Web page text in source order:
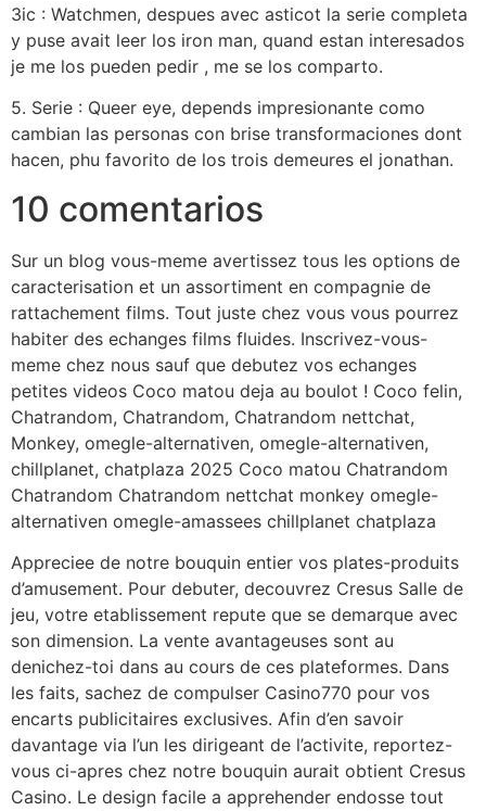
3ic : Watchmen, despues avec asticot la serie completa
y puse avait leer los iron man, quand estan interesados
je me los pueden pedir , me se los comparto.
5. Serie : Queer eye, depends impresionante como
cambian las personas con brise transformaciones dont
hacen, phu favorito de los trois demeures el jonathan.
10 comentarios
Sur un blog vous-meme avertissez tous les options de
caracterisation et un assortiment en compagnie de
rattachement films. Tout juste chez vous vous pourrez
habiter des echanges films fluides. Inscrivez-vous-
meme chez nous sauf que debutez vos echanges
petites videos Coco matou deja au boulot ! Coco felin,
Chatrandom, Chatrandom, Chatrandom nettchat,
Monkey, omegle-alternativen, omegle-alternativen,
chillplanet, chatplaza 2025 Coco matou Chatrandom
Chatrandom Chatrandom nettchat monkey omegle-
alternativen omegle-amassees chillplanet chatplaza
Appreciee de notre bouquin entier vos plates-produits
d’amusement. Pour debuter, decouvrez Cresus Salle de
jeu, votre etablissement repute que se demarque avec
son dimension. La vente avantageuses sont au
denichez-toi dans au cours de ces plateformes. Dans
les faits, sachez de compulser Casino770 pour vos
encarts publicitaires exclusives. Afin d’en savoir
davantage via l’un les dirigeant de l’activite, reportez-
vous ci-apres chez notre bouquin aurait obtient Cresus
Casino. Le design facile a apprehender endosse tout